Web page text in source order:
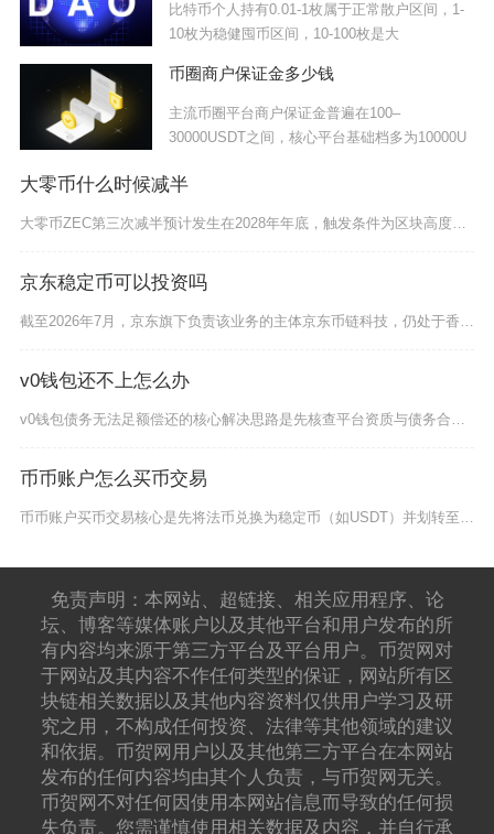
比特币个人持有0.01-1枚属于正常散户区间，1-
10枚为稳健囤币区间，10-100枚是大
币圈商户保证金多少钱
主流币圈平台商户保证金普遍在100–
30000USDT之间，核心平台基础档多为10000U
大零币什么时候减半
大零币ZEC第三次减半预计发生在2028年年底，触发条件为区块高度达到4406400，按照
京东稳定币可以投资吗
截至2026年7月，京东旗下负责该业务的主体京东币链科技，仍处于香港金管局稳定币沙盒测试阶
v0钱包还不上怎么办
v0钱包债务无法足额偿还的核心解决思路是先核查平台资质与债务合规性，再主动协商调整还款方案
币币账户怎么买币交易
币币账户买币交易核心是先将法币兑换为稳定币（如USDT）并划转至币币账户，再在现货交易区选
免责声明：本网站、超链接、相关应用程序、论
坛、博客等媒体账户以及其他平台和用户发布的所
有内容均来源于第三方平台及平台用户。币贺网对
于网站及其内容不作任何类型的保证，网站所有区
块链相关数据以及其他内容资料仅供用户学习及研
究之用，不构成任何投资、法律等其他领域的建议
和依据。币贺网用户以及其他第三方平台在本网站
发布的任何内容均由其个人负责，与币贺网无关。
币贺网不对任何因使用本网站信息而导致的任何损
失负责。您需谨慎使用相关数据及内容，并自行承